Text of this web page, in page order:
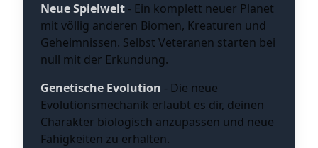
Neue Spielwelt - Ein komplett neuer Planet
mit völlig anderen Biomen, Kreaturen und
Geheimnissen. Selbst Veteranen starten bei
null mit der Erkundung.
Genetische Evolution - Die neue
Evolutionsmechanik erlaubt es dir, deinen
Charakter biologisch anzupassen und neue
Fähigkeiten zu erhalten.